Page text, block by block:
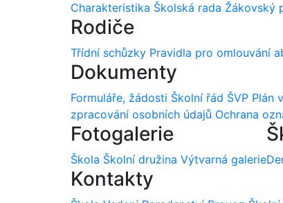
Charakteristika Školská rada Žákovský
Rodiče
Třídní schůzky Pravidla pro omlouvání
Dokumenty
Formuláře, žádosti Školní řád ŠVP Plán
zpracování osobních údajů Ochrana
Fotogalerie
Škola Školní družina Výtvarná galerie
Kontakty